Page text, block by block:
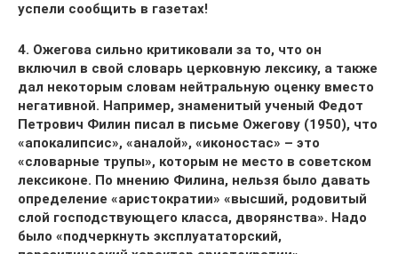
успели сообщить в газетах!
4. Ожегова сильно критиковали за то, что он
включил в свой словарь церковную лексику, а также
дал некоторым словам нейтральную оценку вместо
негативной. Например, знаменитый ученый Федот
Петрович Филин писал в письме Ожегову (1950), что
«апокалипсис», «аналой», «иконостас» – это
«словарные трупы», которым не место в советском
лексиконе. По мнению Филина, нельзя было давать
определение «аристократии» «высший, родовитый
слой господствующего класса, дворянства». Надо
было «подчеркнуть эксплуататорский,